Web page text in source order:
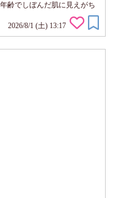
齢でしぼんだ肌に見えがち
象のために毎日続けたいで
2026/8/1 (土) 13:17